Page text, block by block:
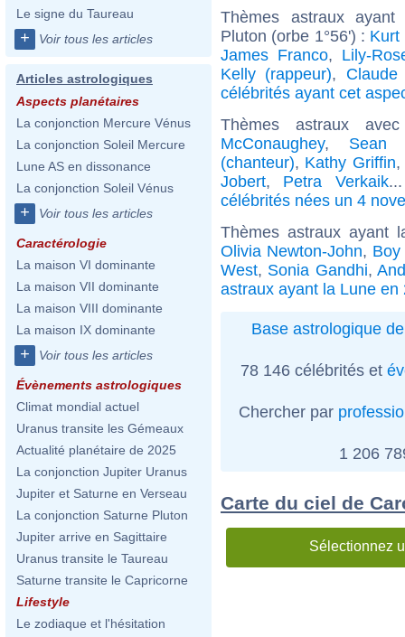
Le signe du Taureau
+ Voir tous les articles
Articles astrologiques
Aspects planétaires
La conjonction Mercure Vénus
La conjonction Soleil Mercure
Lune AS en dissonance
La conjonction Soleil Vénus
+ Voir tous les articles
Caractérologie
La maison VI dominante
La maison VII dominante
La maison VIII dominante
La maison IX dominante
+ Voir tous les articles
Évènements astrologiques
Climat mondial actuel
Uranus transite les Gémeaux
Actualité planétaire de 2025
La conjonction Jupiter Uranus
Jupiter et Saturne en Verseau
La conjonction Saturne Pluton
Jupiter arrive en Sagittaire
Uranus transite le Taureau
Saturne transite le Capricorne
Lifestyle
Le zodiaque et l'hésitation
Thèmes astraux
Pluton (orbe 1°56') : Kurt
James Franco, Lily-
Kelly (rappeur), Claude
célébrités ayant cet
Thèmes astraux
McConaughey, Sean
(chanteur), Kathy Griffin
Jobert, Petra Verkaik
célébrités nées un 4
Thèmes astraux
Olivia Newton-John, Boy
West, Sonia Gandhi,
astraux ayant la Lune en
Base astrologique
78 146 célébrités et
Chercher par
1 206
Carte du ciel de
Sélectionnez